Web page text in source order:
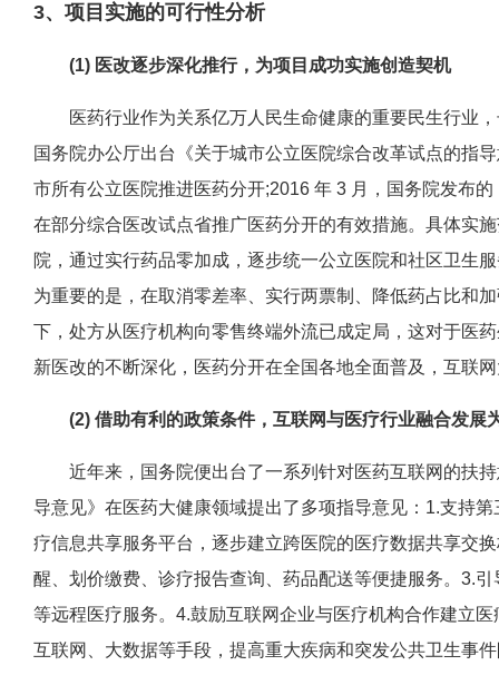
3、项目实施的可行性分析
(1) 医改逐步深化推行，为项目成功实施创造契机
医药行业作为关系亿万人民生命健康的重要民生行业，
国务院办公厅出台《关于城市公立医院综合改革试点的指
市所有公立医院推进医药分开;2016 年 3 月，国务院发布
在部分综合医改试点省推广医药分开的有效措施。具体实
院，通过实行药品零加成，逐步统一公立医院和社区卫生
为重要的是，在取消零差率、实行两票制、降低药占比和
下，处方从医疗机构向零售终端外流已成定局，这对于医
新医改的不断深化，医药分开在全国各地全面普及，互联
(2) 借助有利的政策条件，互联网与医疗行业融合发展
近年来，国务院便出台了一系列针对医药互联网的扶持
导意见》在医药大健康领域提出了多项指导意见：1.支持
疗信息共享服务平台，逐步建立跨医院的医疗数据共享交
醒、划价缴费、诊疗报告查询、药品配送等便捷服务。3.
等远程医疗服务。4.鼓励互联网企业与医疗机构合作建立
互联网、大数据等手段，提高重大疾病和突发公共卫生事